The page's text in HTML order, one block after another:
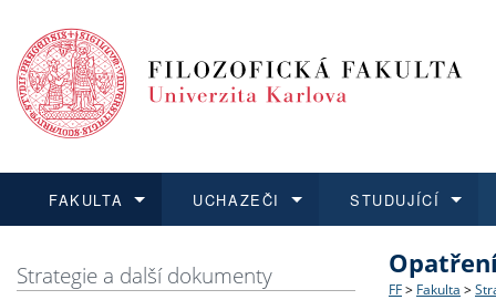
FAKULTA
Struktura
UCHAZEČI
Co
STUDUJÍCÍ
O vědě a
Aktuální
Strategie a další dokumenty FF > Fakulta >